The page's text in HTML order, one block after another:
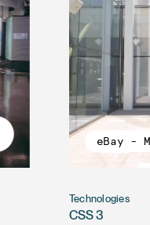
eBay -
Technologies
CSS 3